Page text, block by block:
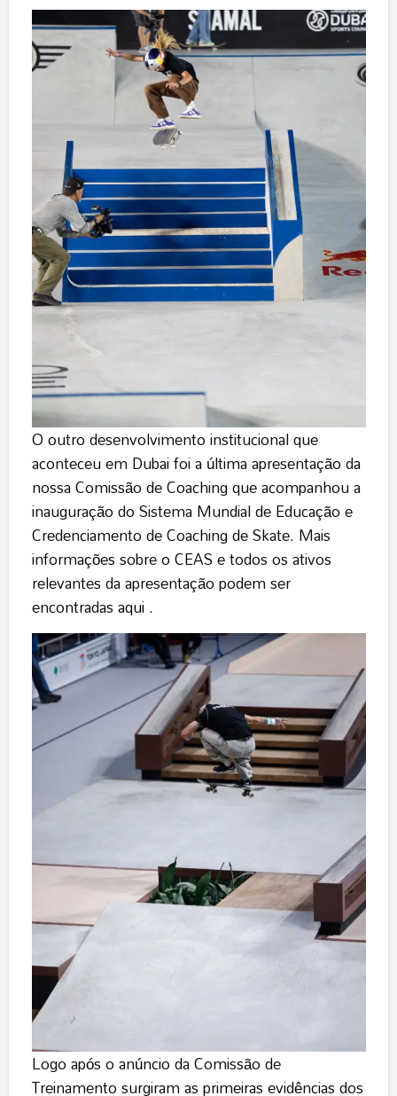
O outro desenvolvimento institucional que
aconteceu em Dubai foi a última apresentação da
nossa Comissão de Coaching que acompanhou a
inauguração do Sistema Mundial de Educação e
Credenciamento de Coaching de Skate. Mais
informações sobre o CEAS e todos os ativos
relevantes da apresentação podem ser
encontradasaqui.
Logo após o anúncio da Comissão de
Treinamento surgiram as primeiras evidências dos